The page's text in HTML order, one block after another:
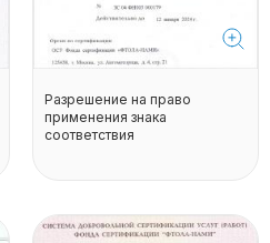
Разрешение на право
применения знака
соответствия